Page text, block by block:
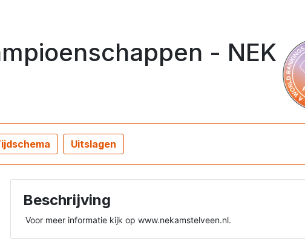
- NEK
Uitslagen
Beschrijving
Voor meer informatie kijk op www.nekamstelveen.nl.